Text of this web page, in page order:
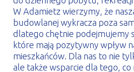
W Adamietz wierzymy, że
budowlanej wykracza poza
dlatego chętnie podejmujemy
które mają pozytywny wpływ
mieszkańców. Dla nas to nie
ale także wsparcie dla tego,